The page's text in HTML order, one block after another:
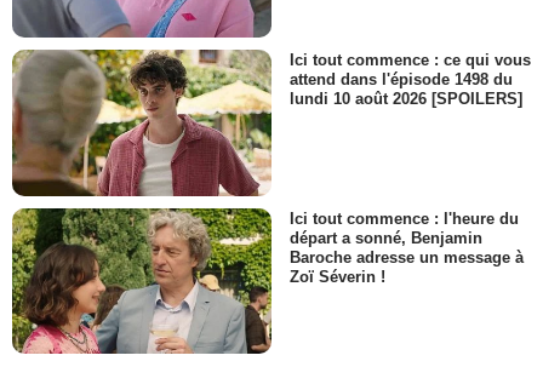
Ici tout commence : ce qui vous
attend dans l'épisode 1498 du
lundi 10 août 2026 [SPOILERS]
Ici tout commence : l'heure du
départ a sonné, Benjamin
Baroche adresse un message à
Zoï Séverin !